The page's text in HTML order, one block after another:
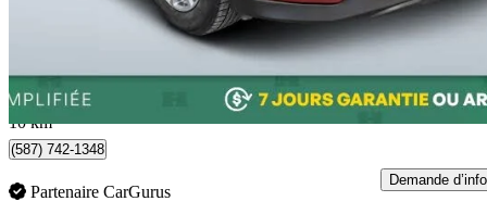
Bonne
Chicoutimi, QC
10 km
(587) 742-1348
Partenaire CarGurus
Demande d’info